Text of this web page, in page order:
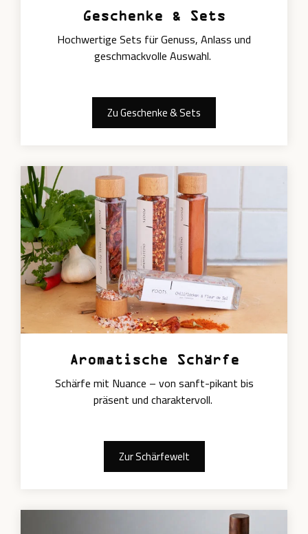
Geschenke & Sets
Hochwertige Sets für Genuss, Anlass und
geschmackvolle Auswahl.
Zu Geschenke & Sets
Aromatische Schärfe
Schärfe mit Nuance – von sanft-pikant bis
präsent und charaktervoll.
Zur Schärfewelt